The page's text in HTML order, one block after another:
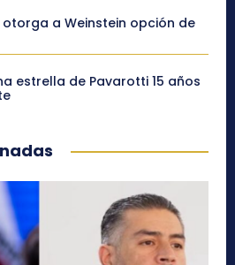
otorga a Weinstein opción de
estrella de Pavarotti 15 años